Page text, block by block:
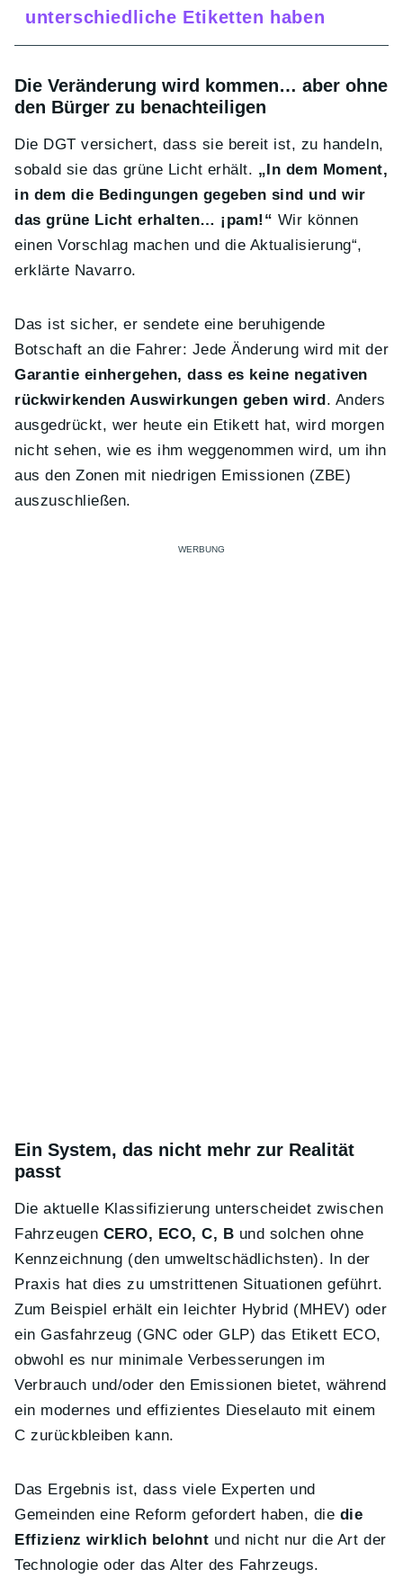
unterschiedliche Etiketten haben
Die Veränderung wird kommen… aber ohne
den Bürger zu benachteiligen
Die DGT versichert, dass sie bereit ist, zu handeln,
sobald sie das grüne Licht erhält. „In dem Moment,
in dem die Bedingungen gegeben sind und wir
das grüne Licht erhalten… ¡pam!“ Wir können
einen Vorschlag machen und die Aktualisierung“,
erklärte Navarro.
Das ist sicher, er sendete eine beruhigende
Botschaft an die Fahrer: Jede Änderung wird mit der
Garantie einhergehen, dass es keine negativen
rückwirkenden Auswirkungen geben wird . Anders
ausgedrückt, wer heute ein Etikett hat, wird morgen
nicht sehen, wie es ihm weggenommen wird, um ihn
aus den Zonen mit niedrigen Emissionen (ZBE)
auszuschließen.
Ein System, das nicht mehr zur Realität
passt
Die aktuelle Klassifizierung unterscheidet zwischen
Fahrzeugen CERO, ECO, C, B und solchen ohne
Kennzeichnung (den umweltschädlichsten). In der
Praxis hat dies zu umstrittenen Situationen geführt.
Zum Beispiel erhält ein leichter Hybrid (MHEV) oder
ein Gasfahrzeug (GNC oder GLP) das Etikett ECO,
obwohl es nur minimale Verbesserungen im
Verbrauch und/oder den Emissionen bietet, während
ein modernes und effizientes Dieselauto mit einem
C zurückbleiben kann.
Das Ergebnis ist, dass viele Experten und
Gemeinden eine Reform gefordert haben, die die
Effizienz wirklich belohnt und nicht nur die Art der
Technologie oder das Alter des Fahrzeugs.